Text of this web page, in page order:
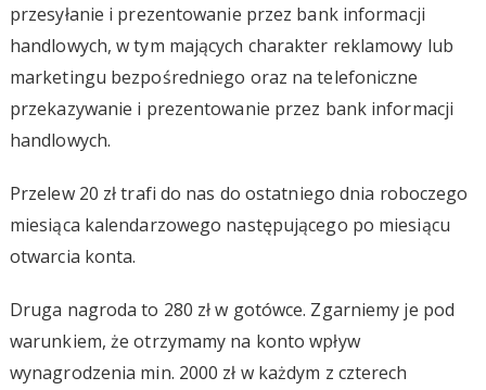
przesyłanie i prezentowanie przez bank informacji
handlowych, w tym mających charakter reklamowy lub
marketingu bezpośredniego oraz na telefoniczne
przekazywanie i prezentowanie przez bank informacji
handlowych.
Przelew 20 zł trafi do nas do ostatniego dnia roboczego
miesiąca kalendarzowego następującego po miesiącu
otwarcia konta.
Druga nagroda to 280 zł w gotówce. Zgarniemy je pod
warunkiem, że otrzymamy na konto wpływ
wynagrodzenia min. 2000 zł w każdym z czterech